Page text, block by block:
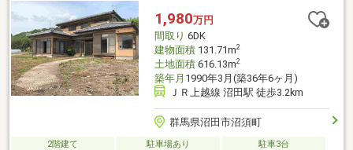
1,980万円
間取り 6DK
建物面積131.71m2
土地面積616.13m2
築年月 1990年3月(築36年6ヶ月)
ＪＲ上越線 沼田駅 徒歩3.2km
群馬県沼田市沼須町
2階建て 駐車場あり 駐車3台